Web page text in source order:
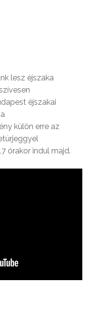
lesz éjszaka
éjszakai
külön erre az
órakor indul majd.